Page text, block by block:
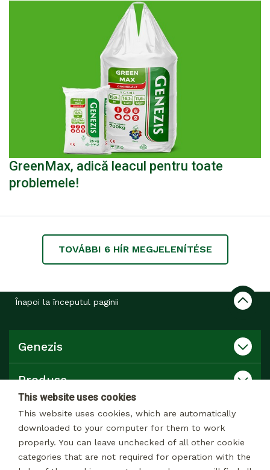
This website uses cookies
This website uses cookies, which are automatically
downloaded to your computer for them to work
properly. You can leave unchecked of all other cookie
categories that are not required for operation with the
GreenMax, adică leacul pentru toate
problemele!
TOVÁBBI 6HÍR MEGJELENÍTÉSE
Înapoi la începutul paginii
Genezis
Produse
Catalog
Contact